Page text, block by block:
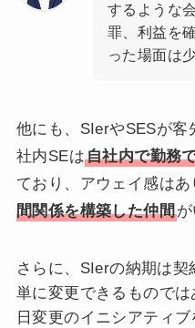
するような
罪、利益を
った場面は
他にも、SIerやSESが客
社内SEは自社内で勤務
ており、アウェイ感は
間関係を構築した仲間が
さらに、SIerの納期は
単に変更できるもので
日変更のイニシアティ